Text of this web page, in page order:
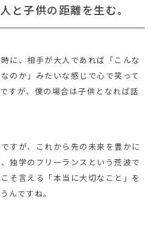
と子供の距離を生む。
に、相手が大人であれば「こんな
のか」みたいな感じで心で笑って
すが、僕の場合は子供となれば話
すが、これから先の未来を豊かに
独学のフリーランスという荒波で
そ言える「本当に大切なこと」を
んですね。